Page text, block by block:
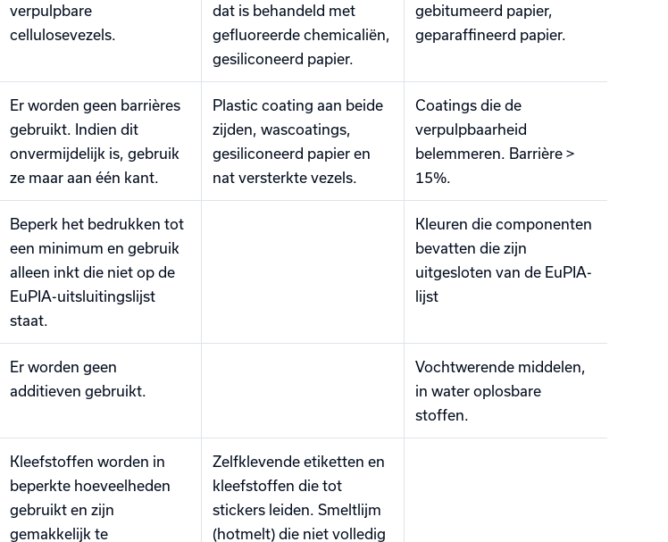
verpulpbare
cellulosevezels.
dat is behandeld met
gefluoreerde chemicaliën,
gesiliconeerd papier.
gebitumeerd papier,
geparaffineerd papier.
Er worden geen barrières
gebruikt. Indien dit
onvermijdelijk is, gebruik
ze maar aan één kant.
Plastic coating aan beide
zijden, wascoatings,
gesiliconeerd papier en
nat versterkte vezels.
Coatings die de
verpulpbaarheid
belemmeren. Barrière >
15%.
Beperk het bedrukken tot
een minimum en gebruik
alleen inkt die niet op de
EuPIA-uitsluitingslijst
staat.
Kleuren die componenten
bevatten die zijn
uitgesloten van de EuPIA-
lijst
Er worden geen
additieven gebruikt.
Vochtwerende middelen,
in water oplosbare
stoffen.
Kleefstoffen worden in
beperkte hoeveelheden
gebruikt en zijn
gemakkelijk te
Zelfklevende etiketten en
kleefstoffen die tot
stickers leiden. Smeltlijm
(hotmelt) die niet volledig